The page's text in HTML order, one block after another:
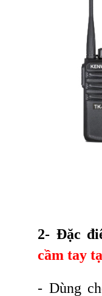
Máy bộ
2- Đặc
cầm tay
- Dùng